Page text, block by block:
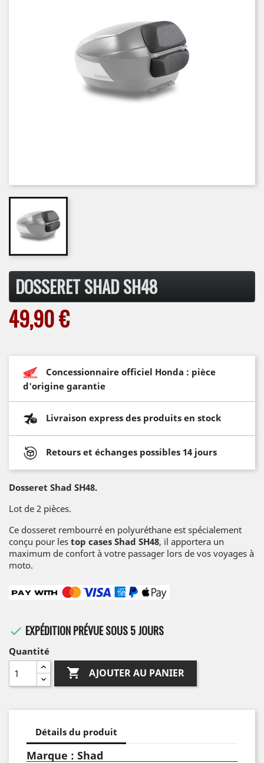
DOSSERET SHAD SH48
49,90 €
Concessionnaire officiel Honda : pièce
d'origine garantie
Livraison express des produits en stock
Retours et échanges possibles 14 jours
Dosseret Shad SH48.
Lot de 2 pièces.
Ce dosseret rembourré en polyuréthane est spécialement
conçu pour les top cases Shad SH48, il apportera un
maximum de confort à votre passager lors de vos voyages à
moto.
 EXPÉDITION PRÉVUE SOUS 5 JOURS
Quantité
 AJOUTER AU PANIER
Détails du produit
Marque : Shad